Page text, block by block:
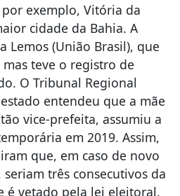
exemplo, Vitória da
cidade da Bahia. A
Lemos (União Brasil), que
teve o registro de
O Tribunal Regional
entendeu que a mãe
vice-prefeita, assumiu a
em 2019. Assim,
que, em caso de novo
três consecutivos da
é vetado pela lei eleitoral.